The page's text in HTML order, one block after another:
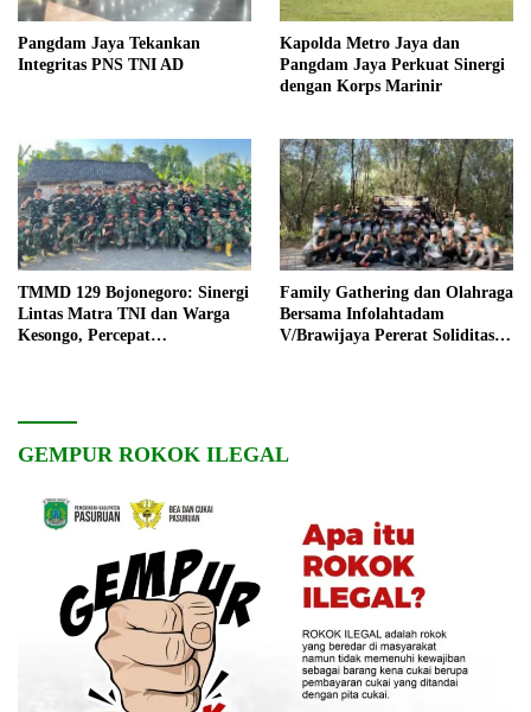
Pangdam Jaya Tekankan
Integritas PNS TNI AD
Kapolda Metro Jaya dan
Pangdam Jaya Perkuat Sinergi
dengan Korps Marinir
TMMD 129 Bojonegoro: Sinergi
Lintas Matra TNI dan Warga
Kesongo, Percepat
Family Gathering dan Olahraga
Bersama Infolahtadam
V/Brawijaya Pererat Soliditas
GEMPUR ROKOK ILEGAL